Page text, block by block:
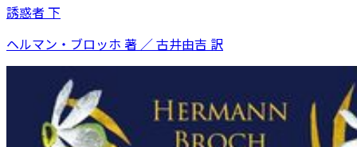
誘惑者 下
ヘルマン・ブロッホ 著 ／ 古井由吉 訳